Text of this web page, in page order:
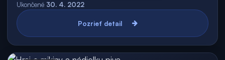
Ukončené 30. 4. 2022
Pozrieť detail